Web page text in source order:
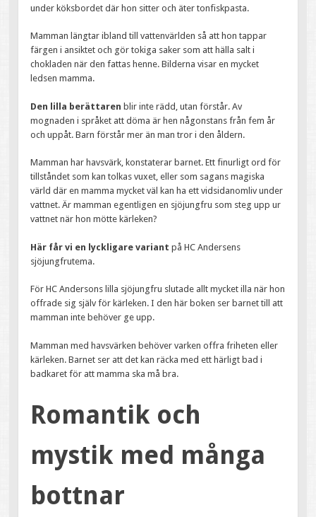
under köksbordet där hon sitter och äter tonfiskpasta.
Mamman längtar ibland till vattenvärlden så att hon tappar
färgen i ansiktet och gör tokiga saker som att hälla salt i
chokladen när den fattas henne. Bilderna visar en mycket
ledsen mamma.
Den lilla berättaren blir inte rädd, utan förstår. Av
mognaden i språket att döma är hen någonstans från fem år
och uppåt. Barn förstår mer än man tror i den åldern.
Mamman har havsvärk, konstaterar barnet. Ett finurligt ord för
tillståndet som kan tolkas vuxet, eller som sagans magiska
värld där en mamma mycket väl kan ha ett vidsidanomliv under
vattnet. Är mamman egentligen en sjöjungfru som steg upp ur
vattnet när hon mötte kärleken?
Här får vi en lyckligare variantpå HC Andersens
sjöjungfrutema.
För HC Andersons lilla sjöjungfru slutade allt mycket illa när hon
offrade sig själv för kärleken. I den här boken ser barnet till att
mamman inte behöver ge upp.
Mamman med havsvärken behöver varken offra friheten eller
kärleken. Barnet ser att det kan räcka med ett härligt bad i
badkaret för att mamma ska må bra.
Romantik och
mystik med många
bottnar